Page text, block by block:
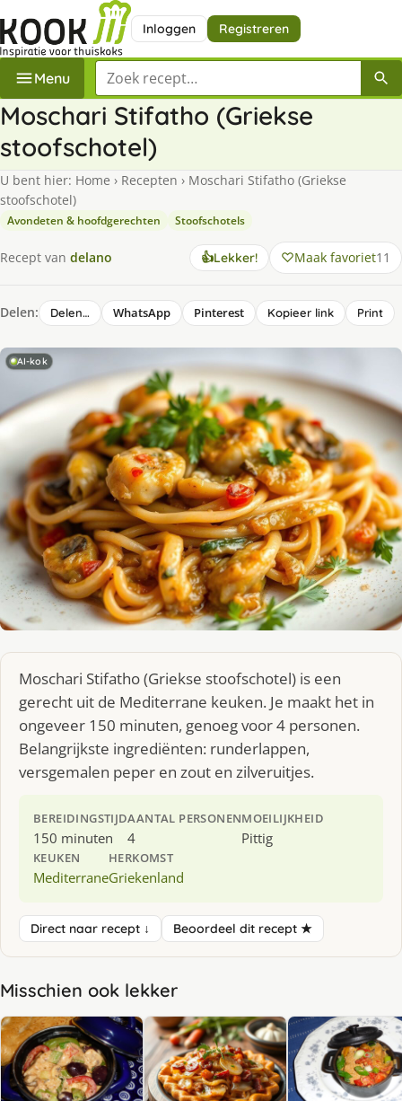
Inloggen Registreren
Menu Zoek een recept
Moschari Stifatho (Griekse
stoofschotel)
U bent hier: Home › Recepten › Moschari Stifatho (Griekse
stoofschotel)
Avondeten & hoofdgerechten Stoofschotels
Recept van delano 👍Lekker! Maak favoriet11
Delen: Delen… WhatsApp Pinterest Kopieer link Print
AI-kok
Moschari Stifatho (Griekse stoofschotel) is een
gerecht uit de Mediterrane keuken. Je maakt het in
ongeveer 150 minuten, genoeg voor 4 personen.
Belangrijkste ingrediënten: runderlappen,
versgemalen peper en zout en zilveruitjes.
BEREIDINGSTIJD
150 minuten
AANTAL PERSONEN
4
MOEILIJKHEID
Pittig
KEUKEN
Mediterrane
HERKOMST
Griekenland
Direct naar recept ↓ Beoordeel dit recept ★
Misschien ook lekker